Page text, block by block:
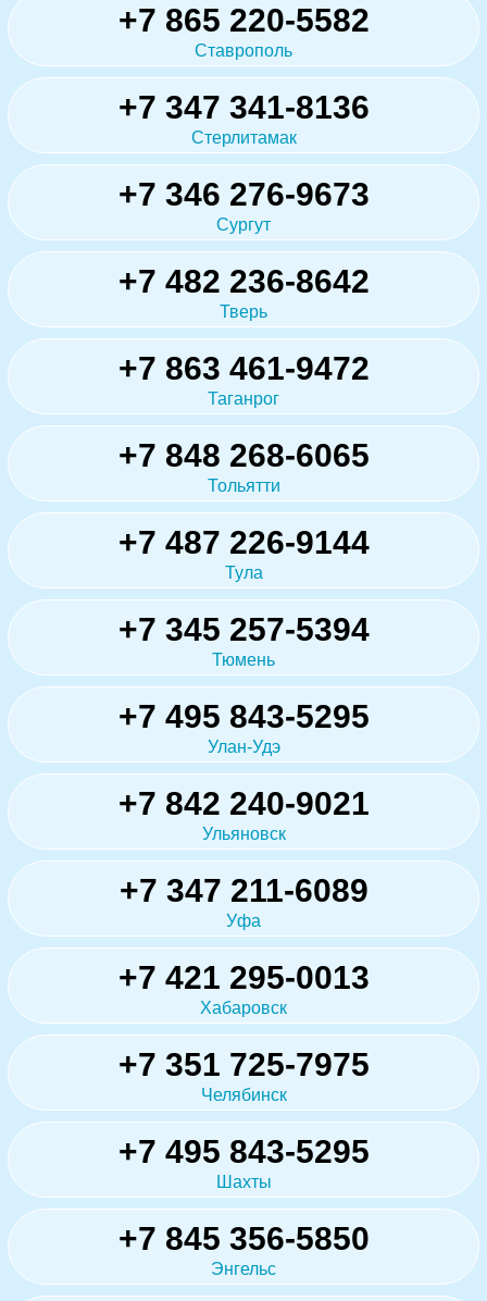
+7 865 220-5582
Ставрополь
+7 347 341-8136
Стерлитамак
+7 346 276-9673
Сургут
+7 482 236-8642
Тверь
+7 863 461-9472
Таганрог
+7 848 268-6065
Тольятти
+7 487 226-9144
Тула
+7 345 257-5394
Тюмень
+7 495 843-5295
Улан-Удэ
+7 842 240-9021
Ульяновск
+7 347 211-6089
Уфа
+7 421 295-0013
Хабаровск
+7 351 725-7975
Челябинск
+7 495 843-5295
Шахты
+7 845 356-5850
Энгельс